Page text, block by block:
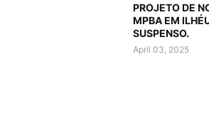
PROJETO DE
MPBA EM
SUSPENSO.
April 03, 2025